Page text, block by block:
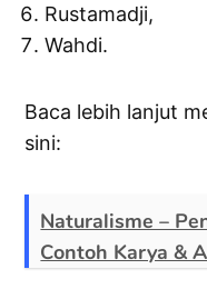
Rustamadji,
Wahdi.
Baca lebih lanjut
sini:
Naturalisme –
Contoh Karya &